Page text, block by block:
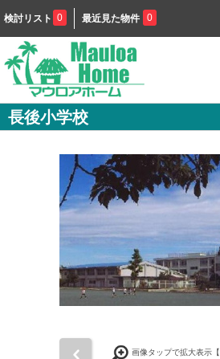
検討リスト 0 最近見た物件 0
長後小学校
画像タップで拡大表示【